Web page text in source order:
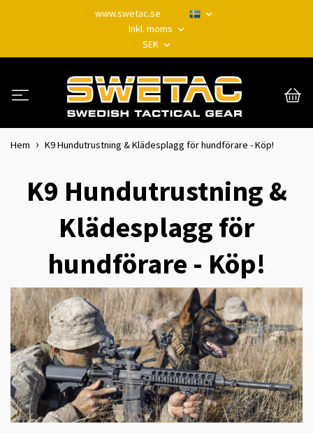
www.swetac.se
Inkl. moms
SEK
Hem K9 Hundutrustning & Klädesplagg för hundförare - Köp!
K9 Hundutrustning &
Klädesplagg för
hundförare - Köp!